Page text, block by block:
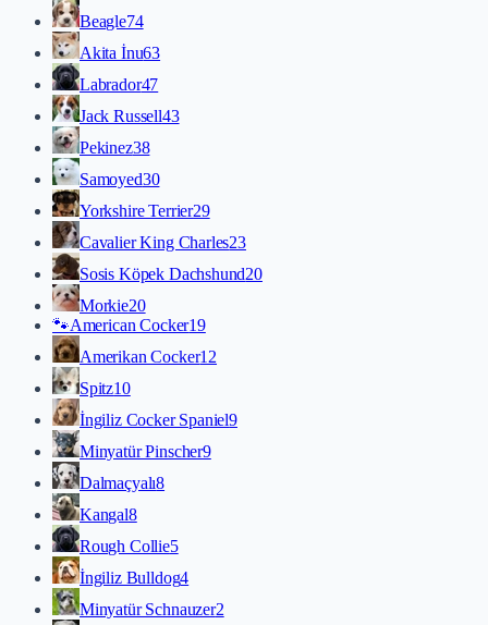
Beagle74
Akita İnu63
Labrador47
Jack Russell43
Pekinez38
Samoyed30
Yorkshire Terrier29
Cavalier King Charles23
Sosis Köpek Dachshund20
Morkie20
🐾American Cocker19
Amerikan Cocker12
Spitz10
İngiliz Cocker Spaniel9
Minyatür Pinscher9
Dalmaçyalı8
Kangal8
Rough Collie5
İngiliz Bulldog4
Minyatür Schnauzer2